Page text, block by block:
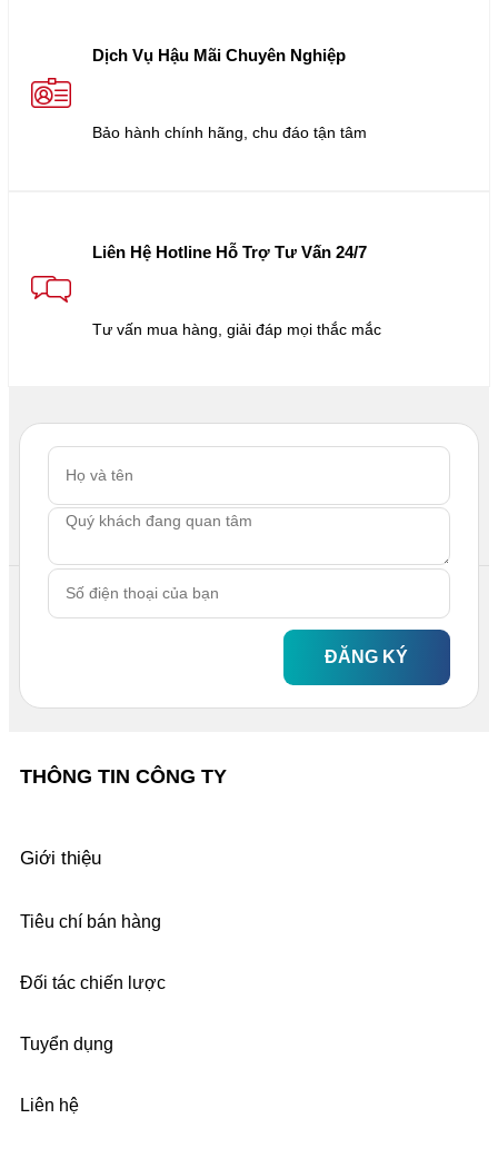
Dịch Vụ Hậu Mãi Chuyên Nghiệp
Bảo hành chính hãng, chu đáo tận tâm
Liên Hệ Hotline Hỗ Trợ Tư Vấn 24/7
Tư vấn mua hàng, giải đáp mọi thắc mắc
ĐĂNG KÝ
THÔNG TIN CÔNG TY
Giới thiệu
Tiêu chí bán hàng
Đối tác chiến lược
Tuyển dụng
Liên hệ